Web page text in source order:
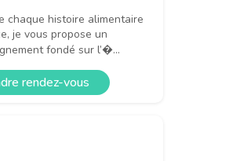
chaque histoire alimentaire
je vous propose un
fondé sur l’�...
rendez-vous